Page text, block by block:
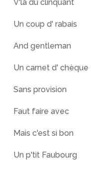
V'là du clinquant
Un coup d' rabais
And gentleman
Un carnet d' chèque
Sans provision
Faut faire avec
Mais c'est si bon
Un p'tit Faubourg